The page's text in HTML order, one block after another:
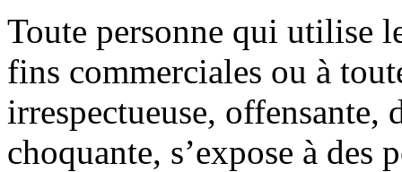
Toute personne qui utilise
fins commerciales ou à
irrespectueuse,
choquante, s’expose à des